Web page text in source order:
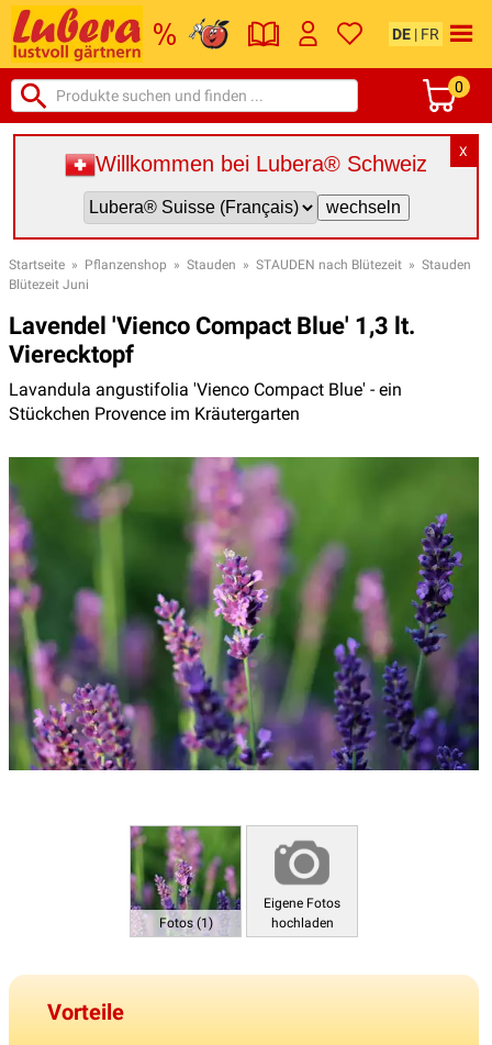
DE | FR
0
X
Willkommen bei Lubera® Schweiz
Startseite » Pflanzenshop » Stauden » STAUDEN nach Blütezeit » Stauden
Blütezeit Juni
Lavendel 'Vienco Compact Blue' 1,3 lt.
Vierecktopf
Lavandula angustifolia 'Vienco Compact Blue' - ein
Stückchen Provence im Kräutergarten
Fotos (1)
Eigene Fotos
hochladen
Vorteile